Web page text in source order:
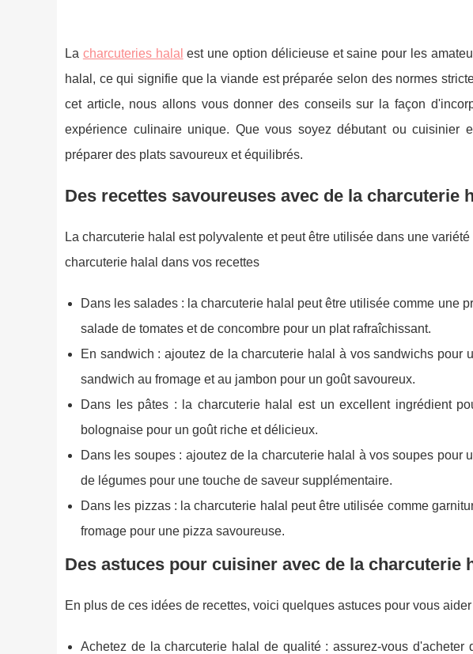
La charcuteries halal est une option délicieuse et saine pour les
halal, ce qui signifie que la viande est préparée selon des normes
cet article, nous allons vous donner des conseils sur la façon
expérience culinaire unique. Que vous soyez débutant ou cuisinier
préparer des plats savoureux et équilibrés.
Des recettes savoureuses avec de la charcuterie
La charcuterie halal est polyvalente et peut être utilisée dans une
charcuterie halal dans vos recettes
Dans les salades : la charcuterie halal peut être utilisée comme une
salade de tomates et de concombre pour un plat rafraîchissant.
En sandwich : ajoutez de la charcuterie halal à vos sandwichs pour
sandwich au fromage et au jambon pour un goût savoureux.
Dans les pâtes : la charcuterie halal est un excellent ingrédient
bolognaise pour un goût riche et délicieux.
Dans les soupes : ajoutez de la charcuterie halal à vos soupes pour
de légumes pour une touche de saveur supplémentaire.
Dans les pizzas : la charcuterie halal peut être utilisée comme
fromage pour une pizza savoureuse.
Des astuces pour cuisiner avec de la charcuterie
En plus de ces idées de recettes, voici quelques astuces pour vous
Achetez de la charcuterie halal de qualité : assurez-vous